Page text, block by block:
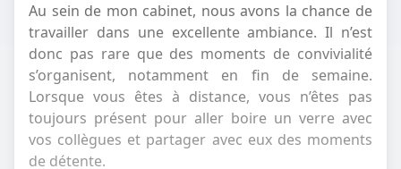
Au sein de mon cabinet, nous avons la chance de
travailler dans une excellente ambiance. Il n’est
donc pas rare que des moments de convivialité
s’organisent, notamment en fin de semaine.
Lorsque vous êtes à distance, vous n’êtes pas
toujours présent pour aller boire un verre avec
vos collègues et partager avec eux des moments
de détente.